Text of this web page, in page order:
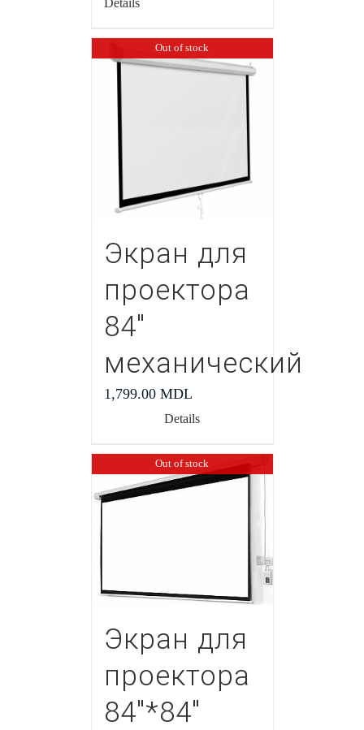
Details
Out of stock
Экран для
проектора
84″
механический
1,799.00 MDL
Details
Out of stock
Экран для
проектора
84″*84″